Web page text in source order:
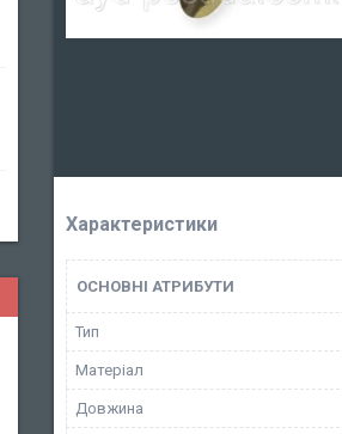
Характеристики
ОСНОВНІ АТРИБУТИ
Тип
Матеріал
Довжина